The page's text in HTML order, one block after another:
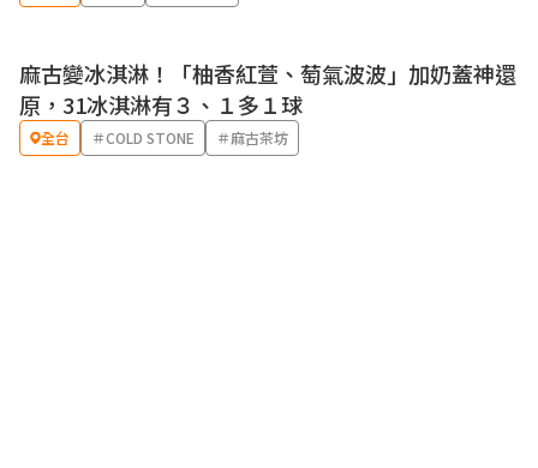
優惠
麻古變冰淇淋！「柚香紅萱、萄氣波波」加奶蓋神還
原，31冰淇淋有３、１多１球
全台 ＃COLD STONE ＃麻古茶坊